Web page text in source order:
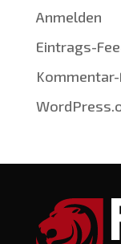
Anmelden
Eintrags-
Kommentar-